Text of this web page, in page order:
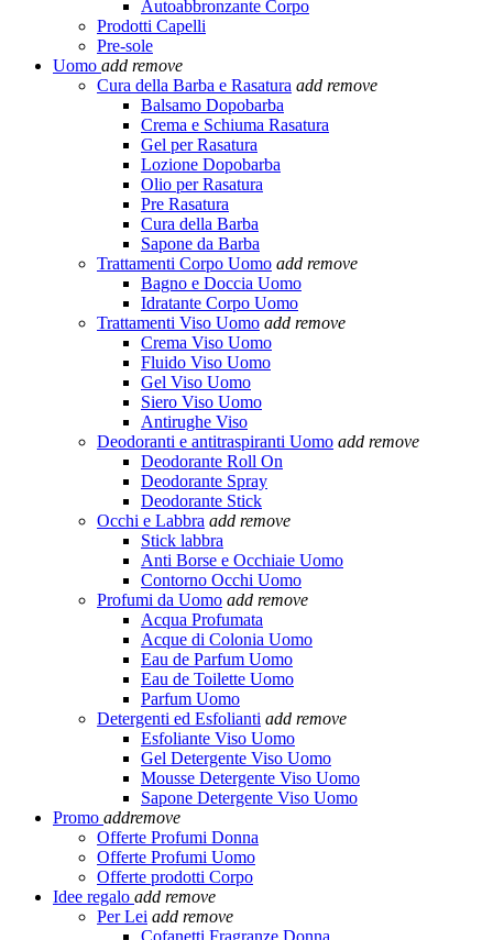
Autoabbronzante Corpo
Prodotti Capelli
Pre-sole
Uomo add remove
Cura della Barba e Rasatura add remove
Balsamo Dopobarba
Crema e Schiuma Rasatura
Gel per Rasatura
Lozione Dopobarba
Olio per Rasatura
Pre Rasatura
Cura della Barba
Sapone da Barba
Trattamenti Corpo Uomo add remove
Bagno e Doccia Uomo
Idratante Corpo Uomo
Trattamenti Viso Uomo add remove
Crema Viso Uomo
Fluido Viso Uomo
Gel Viso Uomo
Siero Viso Uomo
Antirughe Viso
Deodoranti e antitraspiranti Uomo add remove
Deodorante Roll On
Deodorante Spray
Deodorante Stick
Occhi e Labbra add remove
Stick labbra
Anti Borse e Occhiaie Uomo
Contorno Occhi Uomo
Profumi da Uomo add remove
Acqua Profumata
Acque di Colonia Uomo
Eau de Parfum Uomo
Eau de Toilette Uomo
Parfum Uomo
Detergenti ed Esfolianti add remove
Esfoliante Viso Uomo
Gel Detergente Viso Uomo
Mousse Detergente Viso Uomo
Sapone Detergente Viso Uomo
Promo addremove
Offerte Profumi Donna
Offerte Profumi Uomo
Offerte prodotti Corpo
Idee regalo add remove
Per Lei add remove
Cofanetti Fragranze Donna